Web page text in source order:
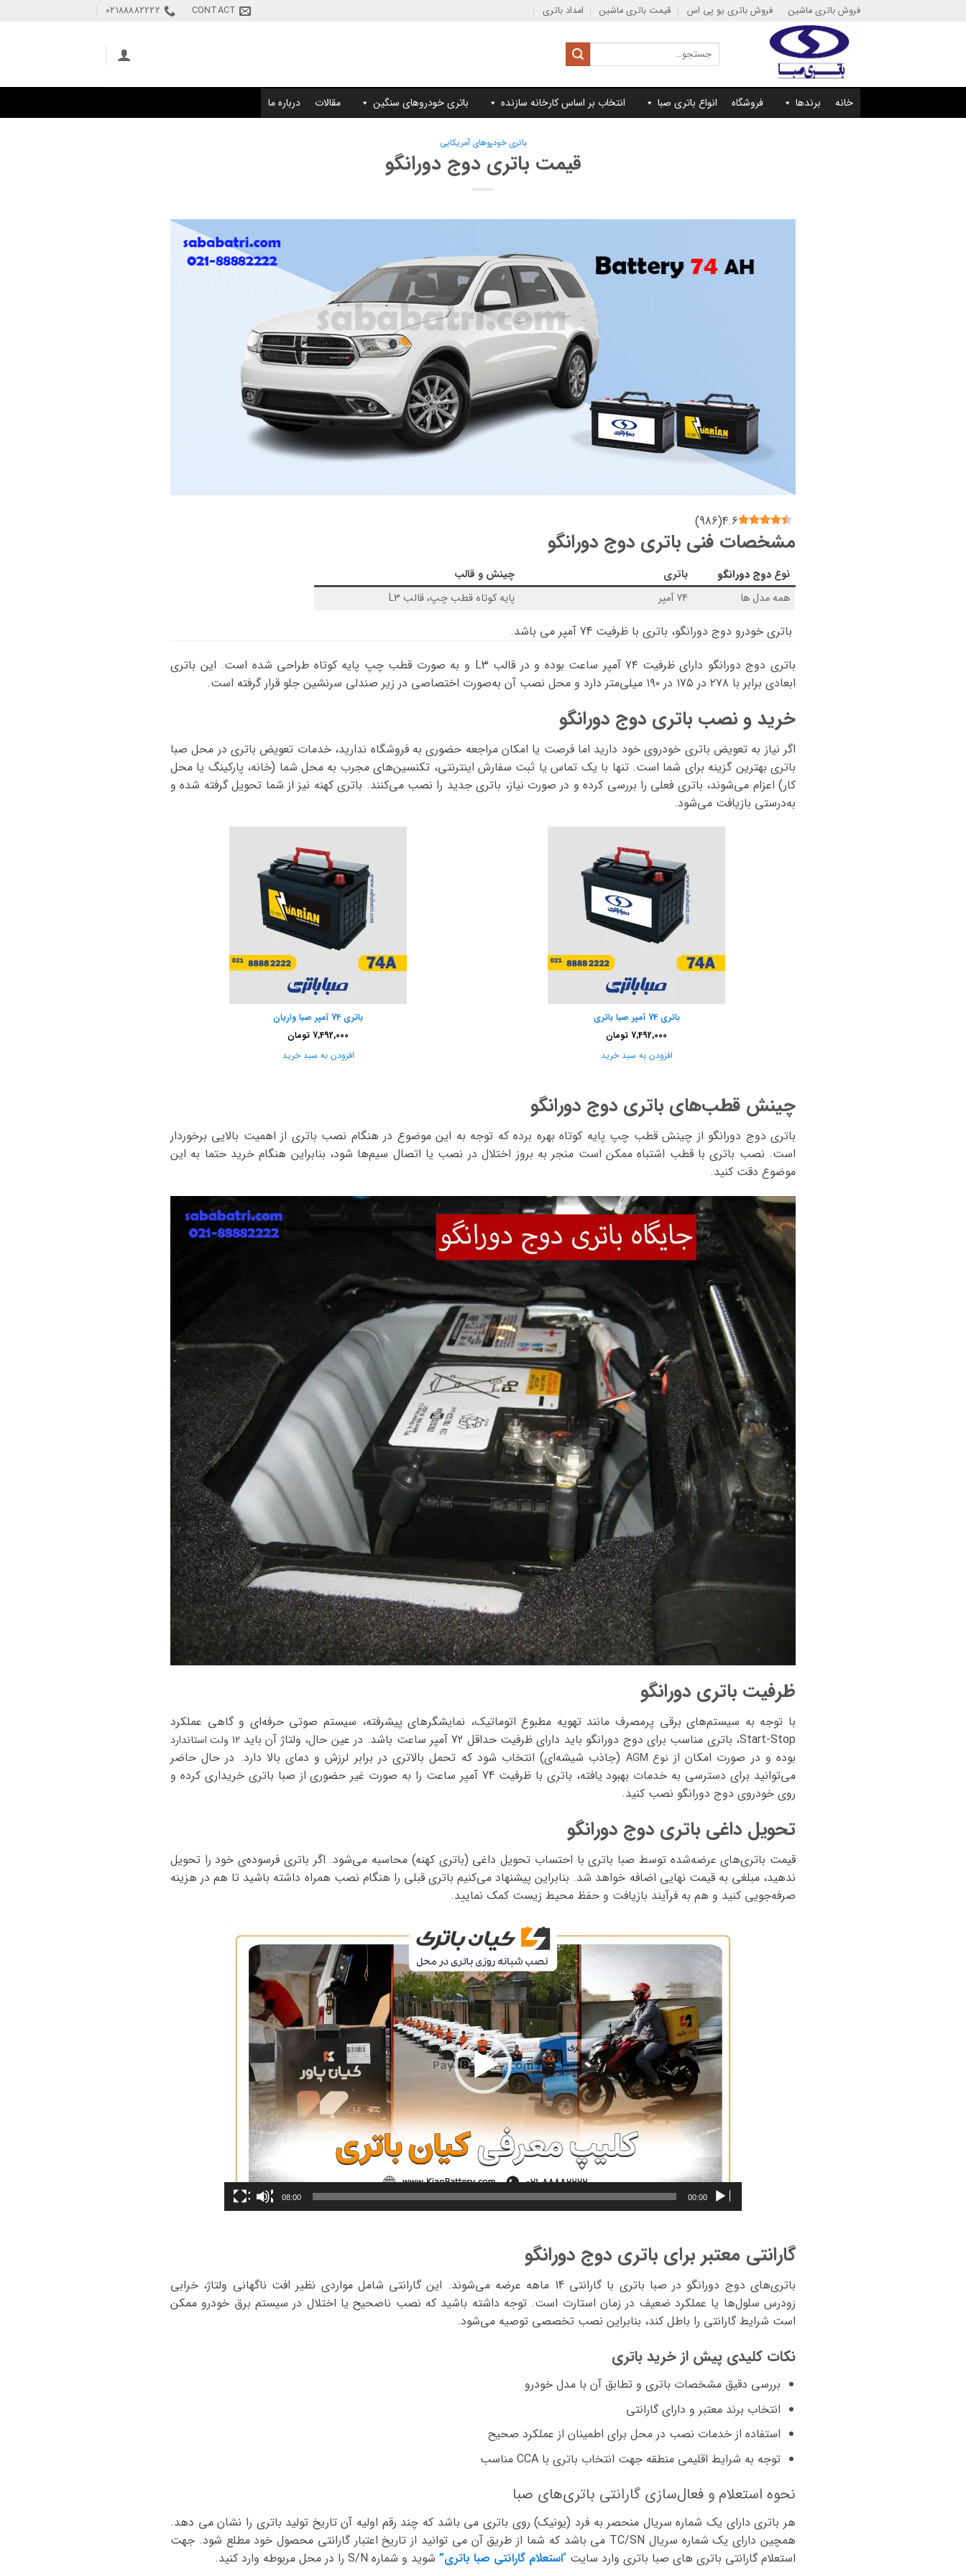
فروش باتری ماشین فروش باتری یو پی اس قیمت باتری ماشین امداد باتری CONTACT
02188882222
جستجو
برای:
خانه برندها فروشگاه انواع باتری صبا انتخاب بر اساس کارخانه سازنده باتری خودروهای سنگین مقالات درباره ما
باتری خودروهای آمریکایی
قیمت باتری دوج دورانگو
4.6
(
986
)
مشخصات فنی باتری دوج دورانگو
نوع دوج دورانگو باتری
چینش و قالب
همه مدل ها
74 آمپر پایه کوتاه قطب چپ، قالب L3
باتری خودرو دوج دورانگو، باتری با ظرفیت 74 آمپر می باشد.
باتری دوج دورانگو دارای ظرفیت ۷۴ آمپر ساعت بوده و در قالب L3 و به صورت قطب چپ پایه کوتاه طراحی شده است. این باتری
ابعادی برابر با ۲۷۸ در ۱۷۵ در ۱۹۰ میلی‌متر دارد و محل نصب آن به‌صورت اختصاصی در زیر صندلی سرنشین جلو قرار گرفته است.
خرید و نصب باتری دوج دورانگو
اگر نیاز به تعویض باتری خودروی خود دارید اما فرصت یا امکان مراجعه حضوری به فروشگاه ندارید،خدمات تعویض باتری در محل صبا
باتریبهترین گزینه برای شما است. تنها با یک تماس یا ثبت سفارش اینترنتی، تکنسین‌های مجرب به محل شما (خانه، پارکینگ یا محل
کار) اعزام می‌شوند، باتری فعلی را بررسی کرده و در صورت نیاز، باتری جدید را نصب می‌کنند. باتری کهنه نیز از شما تحویل گرفته شده و
به‌درستی بازیافت می‌شود.
باتری 74 آمپر صبا باتری
7,492,000 تومان
افزودن به سبد خرید
باتری 74 آمپر صبا واریان
7,492,000 تومان
افزودن به سبد خرید
چینش قطب‌های باتری دوج دورانگو
باتری دوج دورانگو از چینش قطب چپ پایه کوتاهبهره برده که توجه به این موضوع در هنگام نصب باتری از اهمیت بالایی برخوردار
است. نصب باتری با قطب اشتباه ممکن است منجر به بروز اختلال در نصب یا اتصال سیم‌ها شود، بنابراین هنگام خرید حتما به این
موضوع دقت کنید.
ظرفیت باتری دورانگو
با توجه به سیستم‌های برقی پرمصرف مانند تهویه مطبوع اتوماتیک، نمایشگرهای پیشرفته، سیستم صوتی حرفه‌ای و گاهی عملکرد
Start-Stop، باتری مناسب برای دوج دورانگو باید
دارای ظرفیت حداقل 72 آمپر ساعت باشد. در عین حال، ولتاژ آن باید۱۲ ولت استاندارد
بوده و در صورت امکان از نوع AGM (جاذب شیشه‌ای) انتخاب شود که تحمل بالاتری در برابر لرزش و دمای بالا دارد. در حال حاضر
می‌توانید برای دسترسی به خدمات بهبود یافته، باتری با ظرفیت 74 آمپر ساعت را به صورت غیر حضوری از صبا باتری خریداری کرده و
روی خودروی دوج دورانگو نصب کنید.
تحویل داغی باتری دوج دورانگو
قیمت باتری‌های عرضه‌شده توسط صبا باتری با احتساب تحویل داغی (باتری کهنه) محاسبه می‌شود. اگر باتری فرسوده‌ی خود را تحویل
ندهید، مبلغی به قیمت نهایی اضافه خواهد شد. بنابراین پیشنهاد می‌کنیم باتری قبلی را هنگام نصب همراه داشته باشید تا هم در هزینه
صرفه‌جویی کنید و هم به فرآیند بازیافت و حفظ محیط زیست کمک نمایید.
نمایشگر
ویدیو
00:00
08:00
گارانتی معتبر برای باتری دوج دورانگو
باتری‌های دوج دورانگو در صبا باتری باگارانتی 14 ماهه
عرضه می‌شوند. این گارانتی شامل مواردی نظیر افت ناگهانی ولتاژ، خرابی
زودرس سلول‌ها یا عملکرد ضعیف در زمان استارت است. توجه داشته باشید که نصب ناصحیح یا اختلال در سیستم برق خودرو ممکن
است شرایط گارانتی را باطل کند، بنابراین نصب تخصصی توصیه می‌شود.
نکات کلیدی پیش از خرید باتری
بررسی دقیق مشخصات باتری و تطابق آن با مدل خودرو
انتخاب برند معتبر و دارای گارانتی
استفاده از خدمات نصب در محل برای اطمینان از عملکرد صحیح
توجه به شرایط اقلیمی منطقه جهت انتخاب باتری با CCA مناسب
نحوه استعلام و فعال‌سازی گارانتی باتری‌های صبا
هر باتری دارای یک شماره سریال منحصر به فرد (یونیک) روی باتری می باشد که چند رقم اولیه آن تاریخ تولید باتری را نشان می دهد.
همچین دارای یک شماره سریال TC/SN می باشد که شما از طریق آن می توانید از تاریخ اعتبار گارانتی محصول خود مطلع شود. جهت
استعلام گارانتی باتری های صبا باتری وارد سایت “استعلام گارانتی صبا باتری” شوید و شماره S/N را در محل مربوطه وارد کنید.